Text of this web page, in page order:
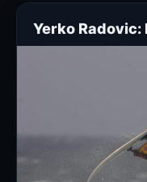
Yerko Radovic: